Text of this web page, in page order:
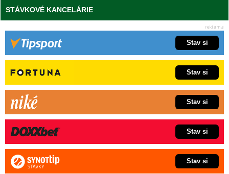
STÁVKOVÉ KANCELÁRIE
Stav si
Stav si
Stav si
Stav si
Stav si